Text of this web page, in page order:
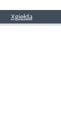
Xgiełda